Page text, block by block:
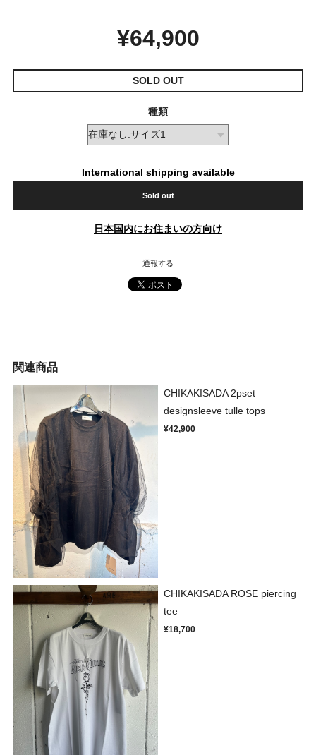
¥64,900
SOLD OUT
種類
International shipping available
Sold out
日本国内にお住まいの方向け
通報する
関連商品
CHIKAKISADA 2pset
designsleeve tulle tops
¥42,900
CHIKAKISADA ROSE piercing
tee
¥18,700